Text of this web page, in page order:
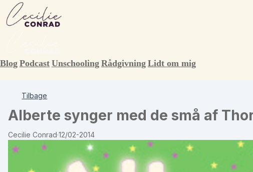
Blog Podcast Unschooling Rådgivning Lidt om mig
Tilbage
Alberte synger med de små af
Cecilie Conrad·12/02-2014